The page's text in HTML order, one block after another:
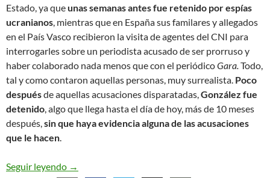
Estado, ya queunas semanas antes fue retenido por espías
ucranianos, mientras que en España sus familares y allegados
en el País Vasco recibieron la visita de agentes del CNI para
interrogarles sobre un periodista acusado de ser prorruso y
haber colaborado nada menos que con el periódicoGara.Todo,
tal y como contaron aquellas personas, muy surrealista. Poco
despuésde aquellas acusaciones disparatadas,González fue
detenido, algo que llega hasta el día de hoy, más de 10 meses
después,sin que haya evidencia alguna de las acusaciones
que le hacen.
Seguir leyendo #FreePabloGonzalez
→